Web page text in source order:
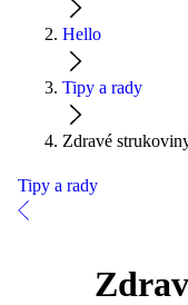
Hello
Tipy a rady
Zdravé
Tipy a rady